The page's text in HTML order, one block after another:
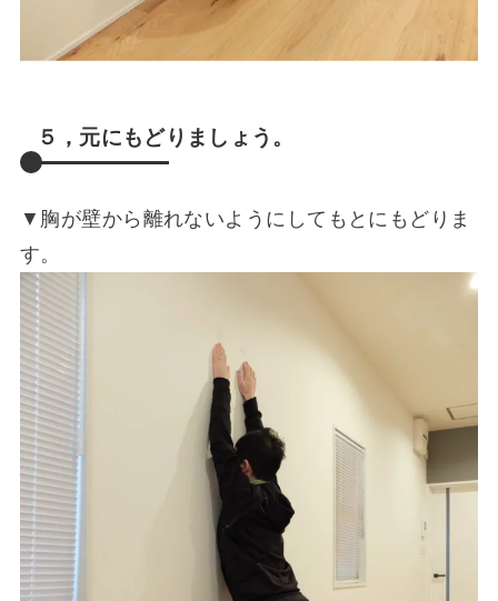
５，元にもどりましょう。
▼胸が壁から離れないようにしてもとにもどりま
す。